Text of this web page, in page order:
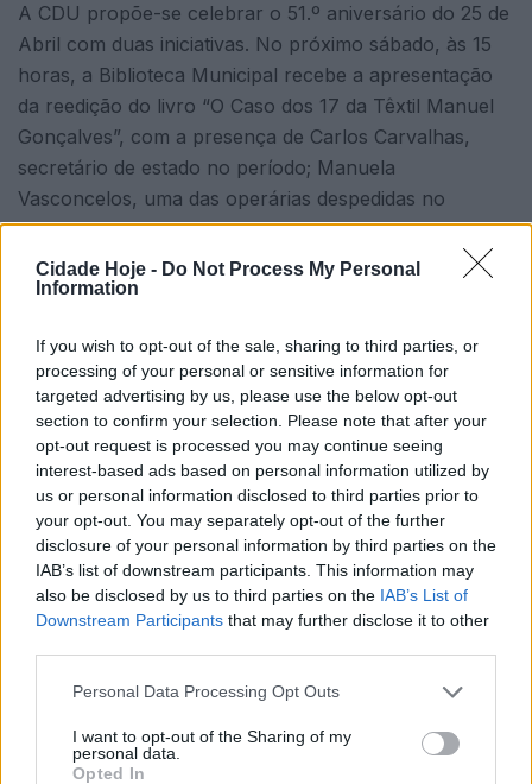
Cidade Hoje - Do Not Process My Personal
Information
If you wish to opt-out of the sale, sharing to third parties, or
processing of your personal or sensitive information for
targeted advertising by us, please use the below opt-out
section to confirm your selection. Please note that after your
opt-out request is processed you may continue seeing
interest-based ads based on personal information utilized by
us or personal information disclosed to third parties prior to
your opt-out. You may separately opt-out of the further
disclosure of your personal information by third parties on the
IAB’s list of downstream participants. This information may
also be disclosed by us to third parties on the IAB’s List of
Downstream Participants that may further disclose it to other
Personal Data Processing Opt Outs
I want to opt-out of the Sharing of my
personal data.
Opted In
A CDU propõe-se celebrar o 51.º aniversário do 25 de
Abril com duas iniciativas. No próximo sábado, às 15
horas, a Biblioteca Municipal recebe a apresentação
da reedição do livro “O Caso dos 17 da Têxtil Manuel
Gonçalves”, com a presença de Carlos Carvalhas,
secretário de estado no período; Manuela
Vasconcelos, uma das operárias despedidas no
decorrer do caso dos 17; Francisco Vieira, presidente
do Sindicato Têxtil do Minho e Trás os Montes; e Sílvio
Sousa da direção da Organização Regional de Braga
Esta iniciativa, segundo os comunistas, «é uma
importante contribuição para a história do verão
quente de 75 e é, também, uma justa homenagem à
luta dos dezassete trabalhadores» e aos trabalhadores
«do setor têxtil do Vale do Ave e às suas organizações
sindicais e comissões de trabalhadores».
No dia 25 de Abril, em Joane, no Restaurante “The
Scotch”, tem lugar o jantar comemorativo concelhio,